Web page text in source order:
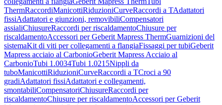
ThermRaccordiManicottiRiduzioniCurveRaccordi a TAdattatori
fissiAdattatori e giunzioni, removibiliCompensatori
assialiChiusureRaccordi per riscaldamentoChiusure per
riscaldamentoAccessori per Geberit Mapress ThermGuarnizioni del
sistemaKit di viti per collegamenti a flangiaFissaggi per tubiGeberit
Mapress acciaio al CarbonioGeberit Mapress Acciaio al
CarbonioTubi 1.0034Tubi 1.0215Nippli da
tuboManicottiRiduzioniCurveRaccordi a TCroci a 90
gradiAdattatori fissiAdattatori e collegamenti,
smontabiliCompensatoriChiusureRaccordi per
riscaldamentoChiusure per riscaldamentoAccessori per Geberit